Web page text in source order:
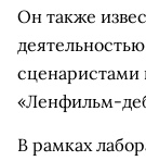
Он также
сценаристами
«Ленфильм-
В рамках